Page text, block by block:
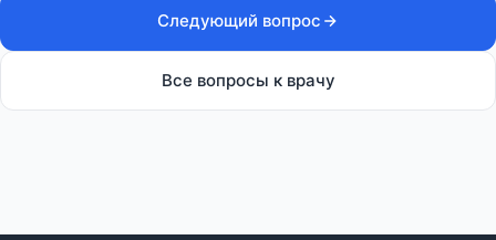
Следующий вопрос
Все вопросы к врачу